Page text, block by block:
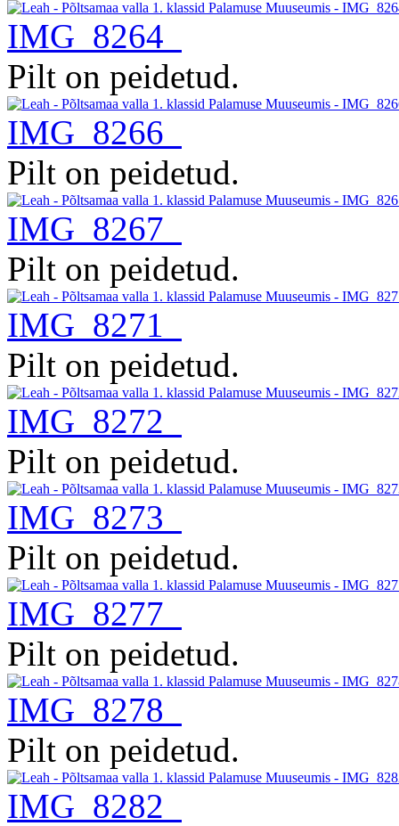
IMG_8264
Pilt on peidetud.
IMG_8266
Pilt on peidetud.
IMG_8267
Pilt on peidetud.
IMG_8271
Pilt on peidetud.
IMG_8272
Pilt on peidetud.
IMG_8273
Pilt on peidetud.
IMG_8277
Pilt on peidetud.
IMG_8278
Pilt on peidetud.
IMG_8282